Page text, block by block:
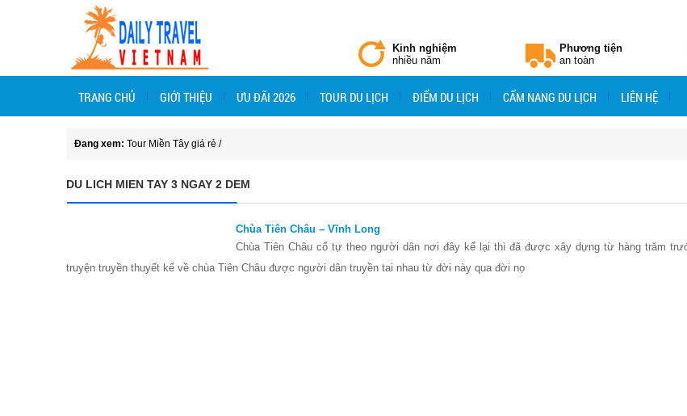
Kinh nghiệm
nhiều năm
Phương tiện
an toàn
TRANG CHỦ GIỚI THIỆU ƯU ĐÃI 2026 TOUR DU LỊCH ĐIỂM DU LỊCH CẨM NANG DU LỊCH LIÊN HỆ
Đang xem: Tour Miền Tây giá rẻ /
DU LICH MIEN TAY 3 NGAY 2 DEM
Chùa Tiên Châu – Vĩnh Long
Chùa Tiên Châu cổ tự theo người dân nơi đây kể lại thì đã được xây dựng từ hàng trăm
truyện truyền thuyết kể về chùa Tiên Châu được người dân truyền tai nhau từ đời này qua đời nọ